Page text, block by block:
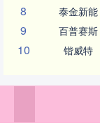
8 泰金新能
9 百普赛斯
10 锴威特